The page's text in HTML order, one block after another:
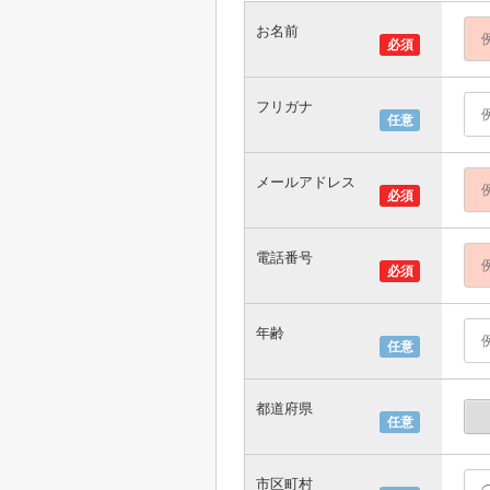
必須
お名前
任意
フリガナ
必須
メールアドレス
必須
電話番号
任意
年齢
任意
都道府県
市区町村